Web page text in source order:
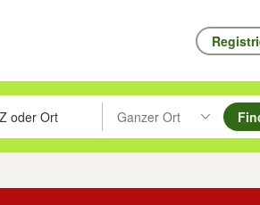
den Pfeiltasten nach oben/unten
Ort eingeben. Eingabetaste drücken um
Ganzer Ort
Suche im Umkreis des